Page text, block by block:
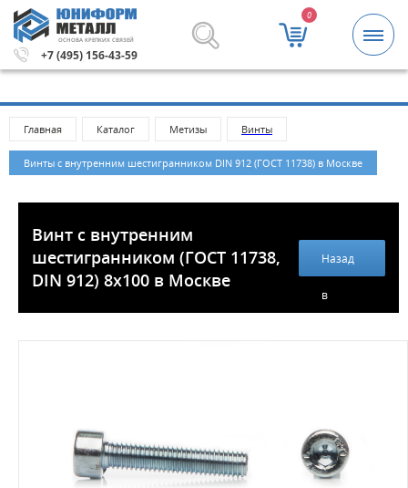
ОСНОВА КРЕПКИХ СВЯЗЕЙ
+7 (495) 156-43-59
0
Метизы и крепежные изделия оптом. Минимальная
Главная Каталог Метизы Винты
Винты с внутренним шестигранником DIN 912 (ГОСТ 11738) в Москве
Винт с внутренним
шестигранником (ГОСТ 11738,
DIN 912) 8х100 в Москве
Назад
в